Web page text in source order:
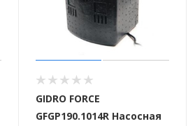
GIDRO FORCE
GFGP190.1014R Насосная